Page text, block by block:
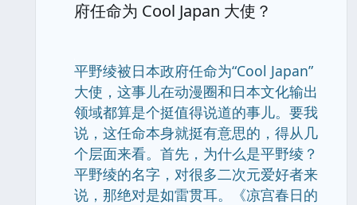
府任命为 Cool Japan 大使？
平野绫被日本政府任命为“Cool Japan”
大使，这事儿在动漫圈和日本文化输出
领域都算是个挺值得说道的事儿。要我
说，这任命本身就挺有意思的，得从几
个层面来看。首先，为什么是平野绫？
平野绫的名字，对很多二次元爱好者来
说，那绝对是如雷贯耳。《凉宫春日的